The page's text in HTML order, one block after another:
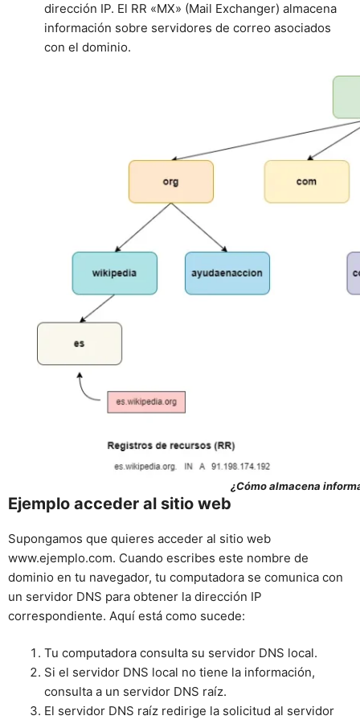
dirección IP. El RR «MX» (Mail Exchanger) almacena
información sobre servidores de correo asociados
con el dominio.
¿Cómo almacena
Ejemplo acceder al sitio web
Supongamos que quieres acceder al sitio web
www.ejemplo.com. Cuando escribes este nombre de
dominio en tu navegador, tu computadora se comunica con
un servidor DNS para obtener la dirección IP
correspondiente. Aquí está como sucede:
Tu computadora consulta su servidor DNS local.
Si el servidor DNS local no tiene la información,
consulta a un servidor DNS raíz.
El servidor DNS raíz redirige la solicitud al servidor